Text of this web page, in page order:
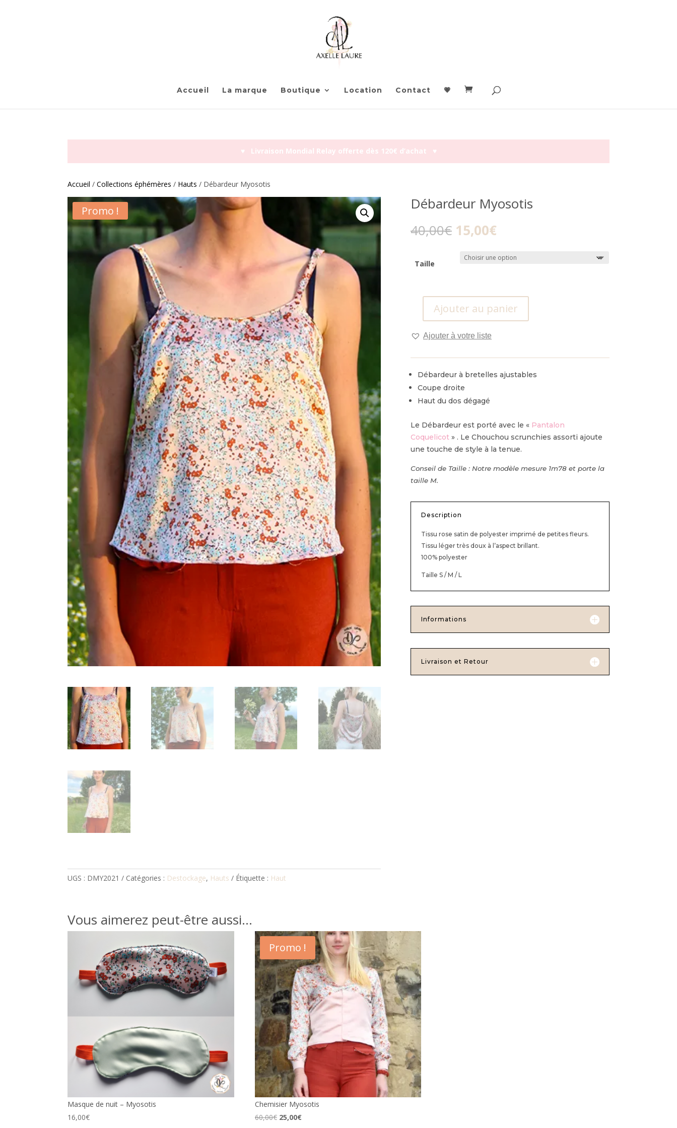
Accueil La marque Boutique Location Contact 💗
♥︎ Livraison Mondial Relay offerte dès 120€ d’achat ♥︎
Accueil /Collections éphémères / Hauts / Débardeur Myosotis
Promo !
UGS : DMY2021 Catégories : Destockage, Hauts Étiquette : Haut
Débardeur Myosotis
40,00€ Le
prix
initial
était :
15,00€Le
actuel
est :
Taille
quantité
Débardeur
Ajouter au panier
Ajouter à votre liste
Débardeur à bretelles ajustables
Coupe droite
Haut du dos dégagé
Le Débardeur est porté avec le « Pantalon
Coquelicot» . Le Chouchou scrunchies assorti ajoute
une touche de style à la tenue.
Conseil de Taille : Notre modèle mesure 1m78 et porte la
taille M.
Description
Tissu rose satin de polyester imprimé de petites fleurs.
Tissu léger très doux à l’aspect brillant.
100% polyester
Taille S / M / L
Informations
Livraison et Retour
Vous aimerez peut-être aussi…
Masque de nuit – Myosotis
16,00€
Promo !
Chemisier Myosotis
60,00€ Le
25,00€Le